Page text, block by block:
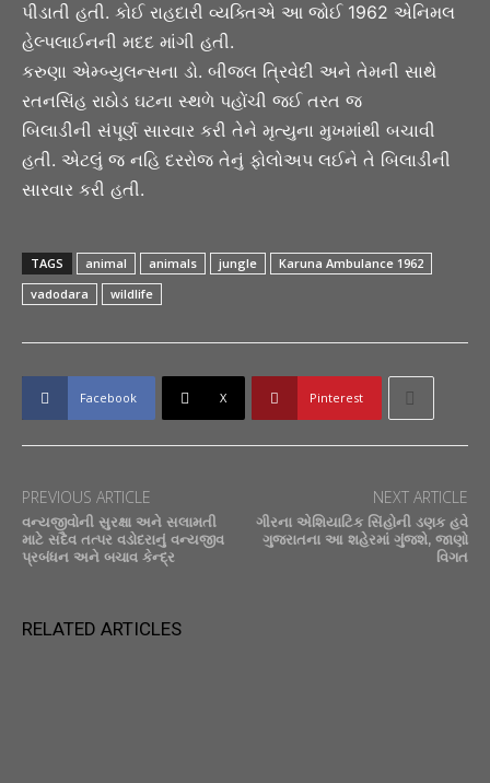
પીડાતી હતી. કોઈ રાહદારી વ્યક્તિએ આ જોઈ 1962 એનિમલ
હેલ્પલાઈનની મદદ માંગી હતી.
કરુણા એમ્બ્યુલન્સના ડો. બીજલ ત્રિવેદી અને તેમની સાથે
રતનસિંહ રાઠોડ ઘટના સ્થળે પહોંચી જઈ તરત જ
બિલાડીની સંપૂર્ણ સારવાર કરી તેને મૃત્યુના મુખમાંથી બચાવી
હતી. એટલું જ નહિ દરરોજ તેનું ફોલોઅપ લઈને તે બિલાડીની
સારવાર કરી હતી.
TAGS animal animals jungle
Karuna Ambulance 1962
vadodara
wildlife
Facebook X Pinterest
PREVIOUS ARTICLE
વન્યજીવોની સુરક્ષા અને સલામતી
માટે સદૈવ તત્પર વડોદરાનું વન્યજીવ
પ્રબંધન અને બચાવ કેન્દ્ર
NEXT ARTICLE
ગીરના એશિયાટિક સિંહોની ડણક હવે
ગુજરાતના આ શહેરમાં ગુંજશે, જાણો
વિગત
RELATED ARTICLES